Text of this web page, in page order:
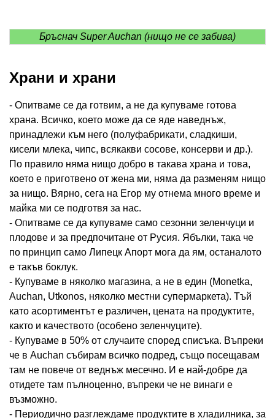
Бръснач Super Auchan (нищо не се забива)
Храни и храни
- Опитваме се да готвим, а не да купуваме готова
храна. Всичко, което може да се яде наведнъж,
принадлежи към него (полуфабрикати, сладкиши,
кисели млека, чипс, всякакви сосове, консерви и др.).
По правило няма нищо добро в такава храна и това,
което е приготвено от жена ми, няма да разменям нищо
за нищо. Вярно, сега на Егор му отнема много време и
майка ми се подготвя за нас.
- Опитваме се да купуваме само сезонни зеленчуци и
плодове и за предпочитане от Русия. Ябълки, така че
по принцип само Липецк Апорт мога да ям, останалото
е такъв боклук.
- Купуваме в няколко магазина, а не в един (Monetka,
Auchan, Utkonos, няколко местни супермаркета). Тъй
като асортиментът е различен, цената на продуктите,
както и качеството (особено зеленчуците).
- Купуваме в 50% от случаите според списъка. Въпреки
че в Auchan събирам всичко подред, също посещавам
там не повече от веднъж месечно. И е най-добре да
отидете там пълноценно, въпреки че не винаги е
възможно.
- Периодично разглеждаме продуктите в хладилника, за